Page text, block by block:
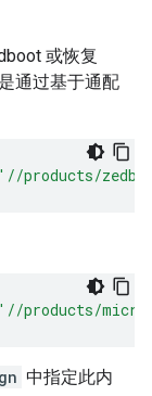
或恢复
通过基于通配
'//products/
'//products/
中指定此内